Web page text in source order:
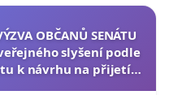
OBČANŮ SENÁTU
slyšení podle
k návrhu na přijetí